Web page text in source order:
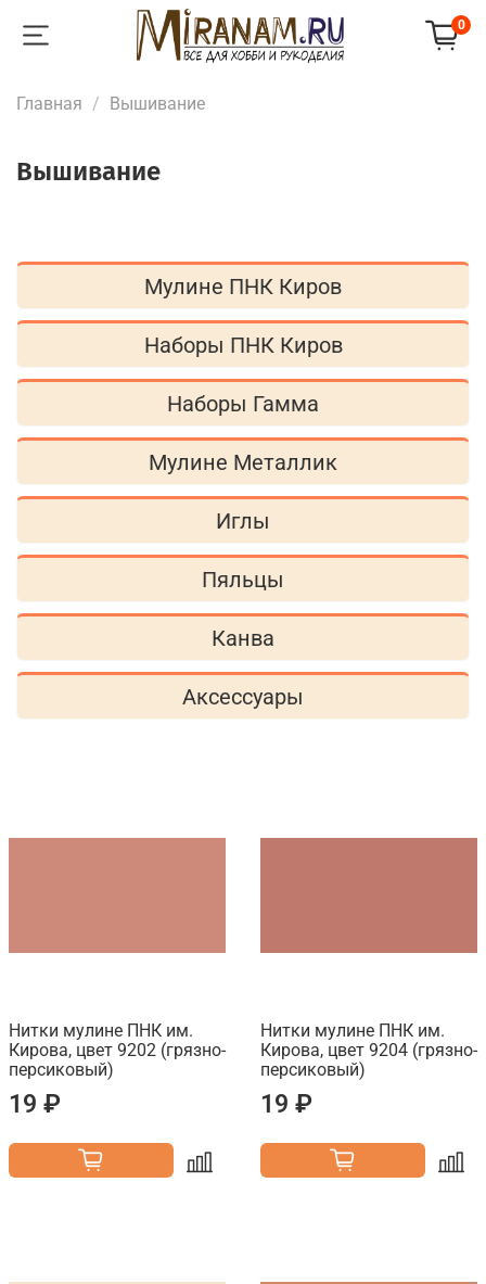
0
Главная Вышивание
Вышивание
Мулине ПНК Киров
Наборы ПНК Киров
Наборы Гамма
Мулине Металлик
Иглы
Пяльцы
Канва
Аксессуары
Нитки мулине ПНК им.
Кирова, цвет 9202 (грязно-
персиковый)
19 ₽
Нитки мулине ПНК им.
Кирова, цвет 9204 (грязно-
персиковый)
19 ₽